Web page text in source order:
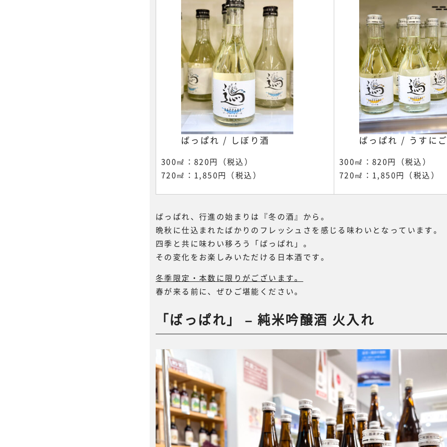
ばっぱれ / しぼり酒
300㎖：820円（税込）
720㎖：1,850円（税込）
ばっぱれ / うすに
300㎖：820円（税込）
720㎖：1,850円（税込）
ばっぱれ、行進の始まりは『冬の酒』から。
晩秋に仕込まれたばかりのフレッシュさを感じる味わいとなっています。
四季と共に味わい移ろう「ばっぱれ」。
その変化をお楽しみいただける日本酒です。
冬季限定・本数に限りがございます。
春が来る前に、ぜひご堪能ください。
「ばっぱれ」 – 純米吟醸酒 火入れ